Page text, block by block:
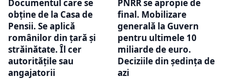
Documentul care se
obține de la Casa de
Pensii. Se aplică
românilor din țară și
străinătate. Îl cer
autoritățile sau
angajatorii
PNRR se apropie de
final. Mobilizare
generală la Guvern
pentru ultimele 10
miliarde de euro.
Deciziile din ședința de
azi